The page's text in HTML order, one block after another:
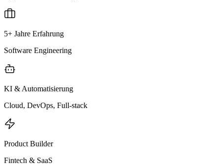
5+ Jahre Erfahrung
Software Engineering
KI & Automatisierung
Cloud, DevOps, Full-stack
Product Builder
Fintech & SaaS